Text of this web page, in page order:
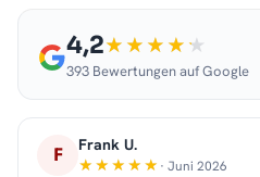
4,2
393 Bewertungen auf Google
F Frank U.
· Juni 2026